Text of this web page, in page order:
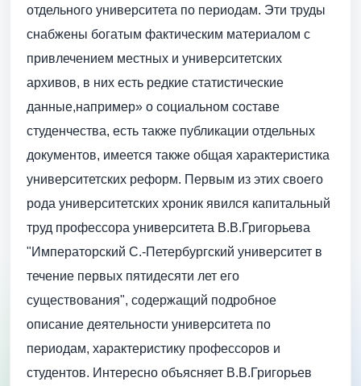
отдельного университета по периодам. Эти труды
снабжены богатым фактическим материалом с
привлечением местных и университетских
архивов, в них есть редкие статистические
данные,например» о социальном составе
студенчества, есть также публикации отдельных
документов, имеется также общая характеристика
университетских реформ. Первым из этих своего
рода университетских хроник явился капитальный
труд профессора университета В.В.Григорьева
"Императорский С.-Петербургский университет в
течение первых пятидесяти лет его
существования", содержащий подробное
описание деятельности университета по
периодам, характеристику профессоров и
студентов. Интересно объясняет В.В.Григорьев